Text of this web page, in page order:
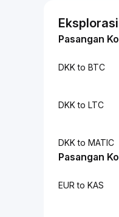
Pasangan
DKK to BTC
DKK to LTC
DKK to MATIC
Pasangan
EUR to KAS